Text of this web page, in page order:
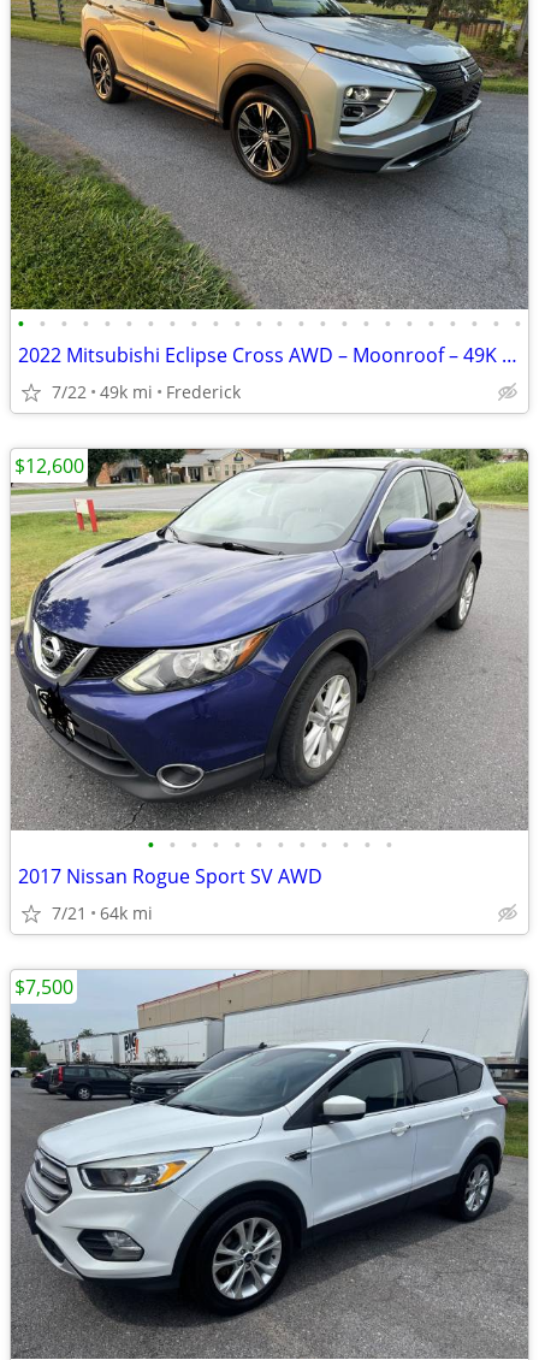
• • • • • • • • • • • • • • • • • • • • • • • •
2022 Mitsubishi Eclipse Cross AWD – Moonroof – 49K Miles
7/22 49k mi Frederick
• • • • • • • • • • • •
2017 Nissan Rogue Sport SV AWD
7/21 64k mi
$12,600
$7,500